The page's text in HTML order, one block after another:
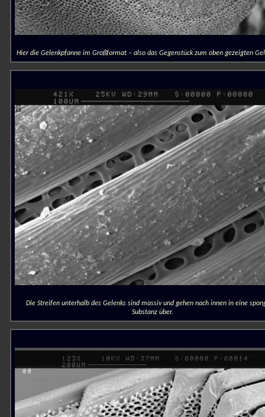
Hier die Gelenkpfanne im Großformat – also das Gegenstück zum oben gezeigten
Die Streifen unterhalb des Gelenks sind massiv und gehen nach innen in eine
Substanz über.